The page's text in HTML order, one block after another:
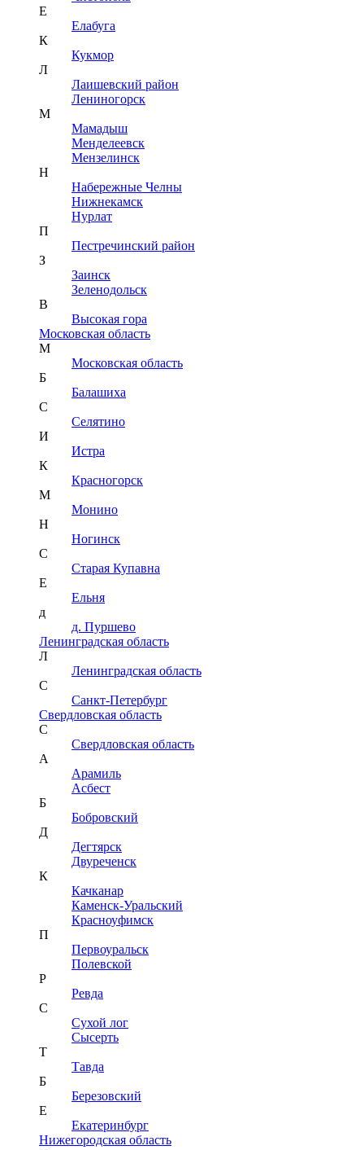
Е
Елабуга
К
Кукмор
Л
Лаишевский район
Лениногорск
М
Мамадыш
Менделеевск
Мензелинск
Н
Набережные Челны
Нижнекамск
Нурлат
П
Пестречинский район
З
Заинск
Зеленодольск
В
Высокая гора
Московская область
М
Московская область
Б
Балашиха
С
Селятино
И
Истра
К
Красногорск
М
Монино
Н
Ногинск
С
Старая Купавна
Е
Ельня
д
д. Пуршево
Ленинградская область
Л
Ленинградская область
С
Санкт-Петербург
Свердловская область
С
Свердловская область
А
Арамиль
Асбест
Б
Бобровский
Д
Дегтярск
Двуреченск
К
Качканар
Каменск-Уральский
Красноуфимск
П
Первоуральск
Полевской
Р
Ревда
С
Сухой лог
Сысерть
Т
Тавда
Б
Березовский
Е
Екатеринбург
Нижегородская область